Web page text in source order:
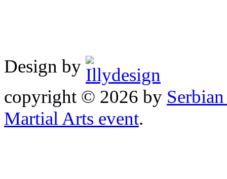
Design by
copyright © 2026 by
Martial Arts event.